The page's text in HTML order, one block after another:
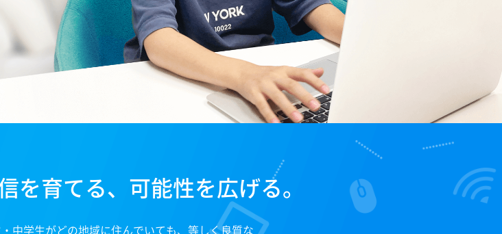
を育てる、可能性を広げる。
中学生がどの地域に住んでいても、等しく良質な